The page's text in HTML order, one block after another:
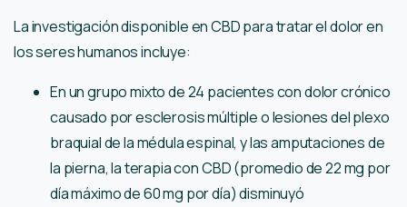
La investigación disponible en CBD para tratar el dolor en
los seres humanos incluye:
En un grupo mixto de 24 pacientes con dolor crónico
causado por esclerosis múltiple o lesiones del plexo
braquial de la médula espinal, y las amputaciones de
la pierna, la terapia con CBD (promedio de 22 mg por
día máximo de 60 mg por día) disminuyó